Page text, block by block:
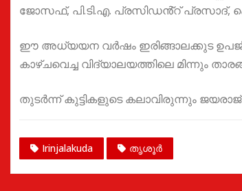
ജോസഫ്, പി.ടി.എ. പ്രസിഡൻ്റ് പ്രസാദ്,
ഈ അധ്യയന വർഷം ഇരിങ്ങാലക്കുട
കാഴ്ചവെച്ച വിദ്യാലയത്തിലെ മിന്നും
തുടർന്ന് കുട്ടികളുടെ കലാവിരുന്നും
Irinjalakuda തൃശൂർ